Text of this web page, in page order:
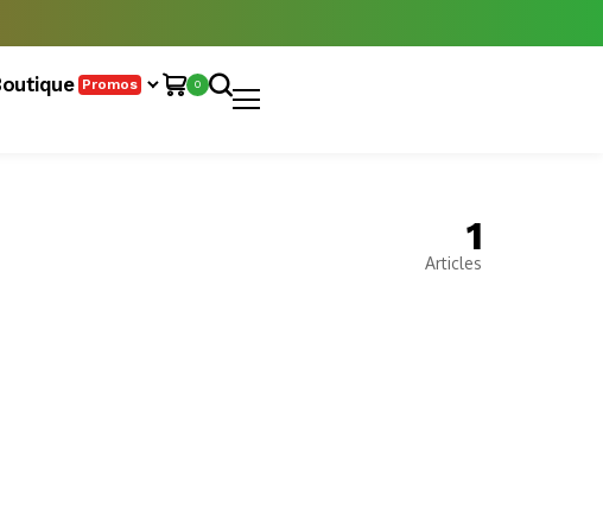
Promos 0
1
Articles